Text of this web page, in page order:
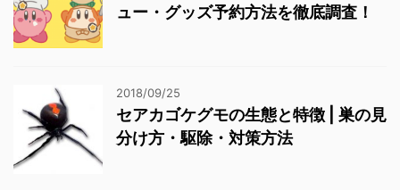
ュー・グッズ予約方法を徹底調査！
2018/09/25
セアカゴケグモの生態と特徴 | 巣の見
分け方・駆除・対策方法